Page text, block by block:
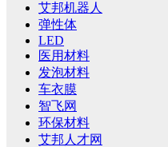
艾邦机器人
弹性体
LED
医用材料
发泡材料
车衣膜
智飞网
环保材料
艾邦人才网